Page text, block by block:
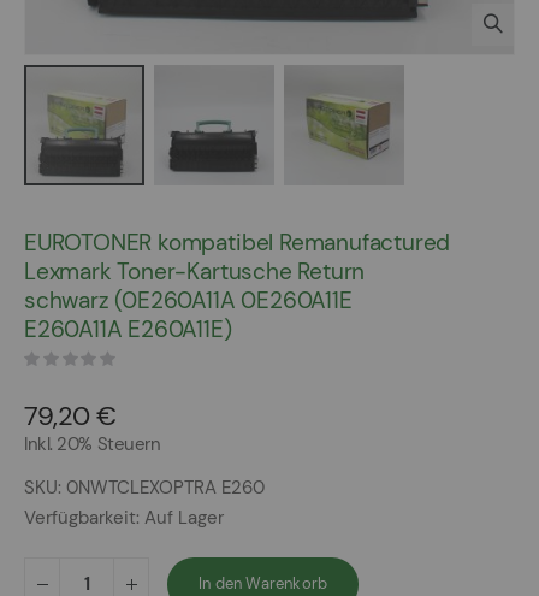
der
Bildergalerie
springen
EUROTONER kompatibel Remanufactured
Lexmark Toner-Kartusche Return
schwarz (0E260A11A 0E260A11E
E260A11A E260A11E)
79,20 €
Inkl. 20% Steuern
SKU 0NWTCLEXOPTRA E260
Verfügbarkeit: Auf Lager
In den Warenkorb